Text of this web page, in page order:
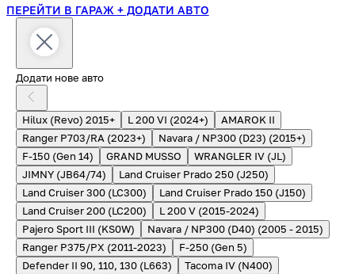
ПЕРЕЙТИ В ГАРАЖ + ДОДАТИ АВТО
Додати нове авто
Hilux (Revo) 2015+ L 200 VI (2024+)
AMAROK II
Ranger P703/RA (2023+)
Navara / NP300 (D23) (2015+)
F-150 (Gen 14)
GRAND MUSSO
WRANGLER IV (JL)
JIMNY (JB64/74)
Land Cruiser Prado 250 (J250)
Land Cruiser 300 (LC300)
Land Cruiser Prado 150 (J150)
Land Cruiser 200 (LC200)
L 200 V (2015-2024)
Pajero Sport III (KS0W)
Navara / NP300 (D40) (2005 - 2015)
Ranger P375/PX (2011-2023)
F-250 (Gen 5)
Defender II 90, 110, 130 (L663)
Tacoma IV (N400)